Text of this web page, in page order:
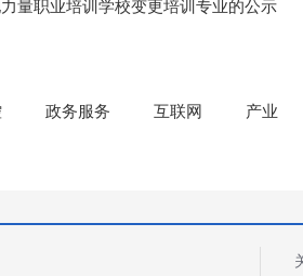
〔2026〕71号）
量职业培训学校变更培训专业的公示
政务服务 互联网 产业